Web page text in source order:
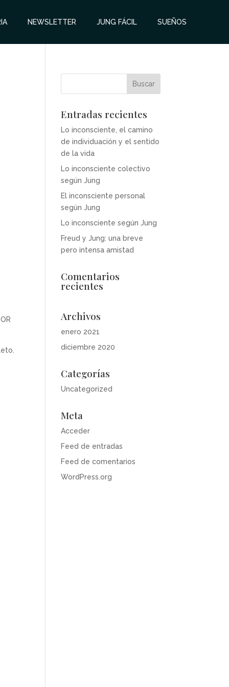
NEWSLETTER JUNG FÁCIL SUEÑOS
Entradas recientes
Lo inconsciente, el camino
de individuación y el sentido
de la vida
Lo inconsciente colectivo
según Jung
El inconsciente personal
según Jung
Lo inconsciente según Jung
Freud y Jung: una breve
pero intensa amistad
Comentarios
recientes
Archivos
enero 2021
diciembre 2020
Categorías
Uncategorized
Meta
Acceder
Feed de entradas
Feed de comentarios
WordPress.org